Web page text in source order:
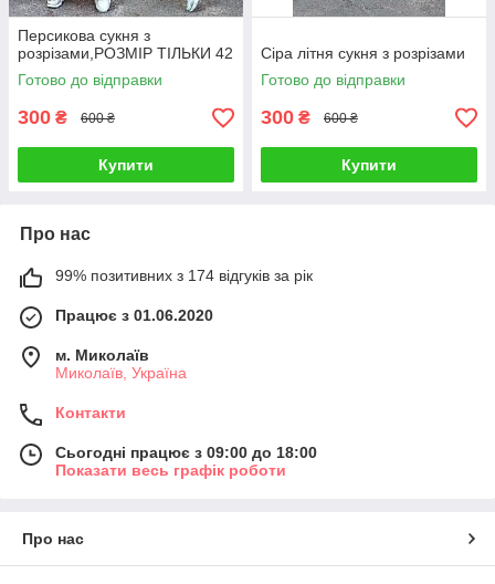
Персикова сукня з
розрізами,РОЗМІР ТІЛЬКИ 42
Готово до відправки
300 ₴ 600 ₴
Купити
Сіра літня сукня з розрізами
Готово до відправки
300 ₴ 600 ₴
Купити
Про нас
99% позитивних з 174 відгуків за рік
Працює з 01.06.2020
м. Миколаїв
Миколаїв, Україна
Контакти
Сьогодні працює з 09:00 до 18:00
Показати весь графік роботи
Про нас